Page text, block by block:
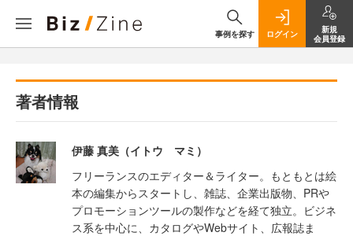
事例を探す ログイン
新規
会員登録
著者情報
伊藤 真美（イトウ マミ）
フリーランスのエディター＆ライター。もともとは絵
本の編集からスタートし、雑誌、企業出版物、PRや
プロモーションツールの製作などを経て独立。ビジネ
ス系を中心に、カタログやWebサイト、広報誌ま